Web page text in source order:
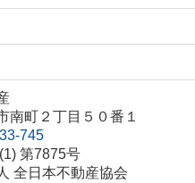
南町２丁目５０番１
745
第7875号
全日本不動産協会